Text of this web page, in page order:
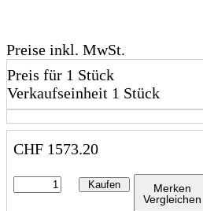
Preise inkl. MwSt.
Preis für 1 Stück
Verkaufseinheit 1 Stück
CHF 1573.20
Kaufen
Merken
Vergleichen